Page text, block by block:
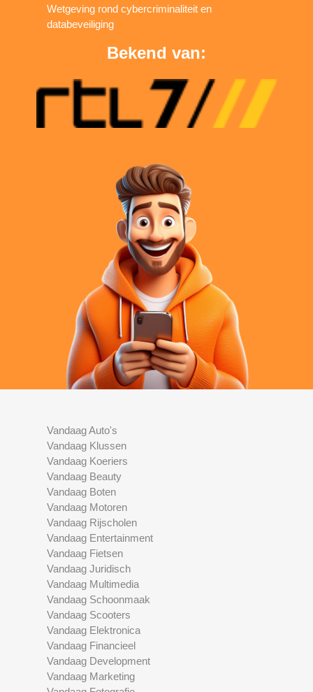
Wetgeving rond cybercriminaliteit en
databeveiliging
Bekend van:
Vandaag Auto's
Vandaag Klussen
Vandaag Koeriers
Vandaag Beauty
Vandaag Boten
Vandaag Motoren
Vandaag Rijscholen
Vandaag Entertainment
Vandaag Fietsen
Vandaag Juridisch
Vandaag Multimedia
Vandaag Schoonmaak
Vandaag Scooters
Vandaag Elektronica
Vandaag Financieel
Vandaag Development
Vandaag Marketing